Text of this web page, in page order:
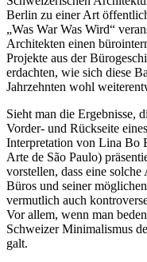
Berlin zu einer Art
„Was War Was Wird“
Architekten einen
Projekte aus der
erdachten, wie sich diese
Jahrzehnten wohl
Sieht man die Ergebnisse,
Vorder- und Rückseite
Interpretation von Lina Bo
Arte de São Paulo)
vorstellen, dass eine
Büros und seiner
vermutlich auch
Vor allem, wenn man
Schweizer Minimalismus
galt.